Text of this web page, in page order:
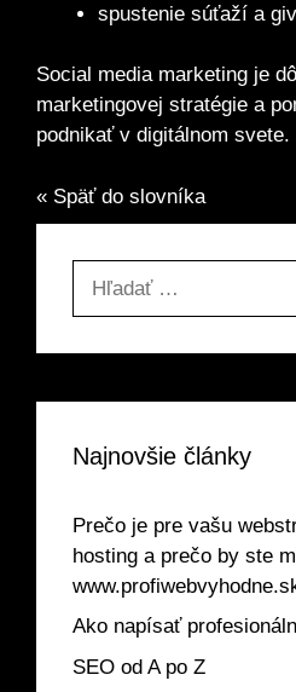
spustenie súťaží a
Social media marketing je
marketingovej stratégie a
podnikať v digitálnom svete.
« Späť do slovníka
Najnovšie články
Prečo je pre vašu
hosting a prečo by ste
Ako napísať
SEO od A po Z